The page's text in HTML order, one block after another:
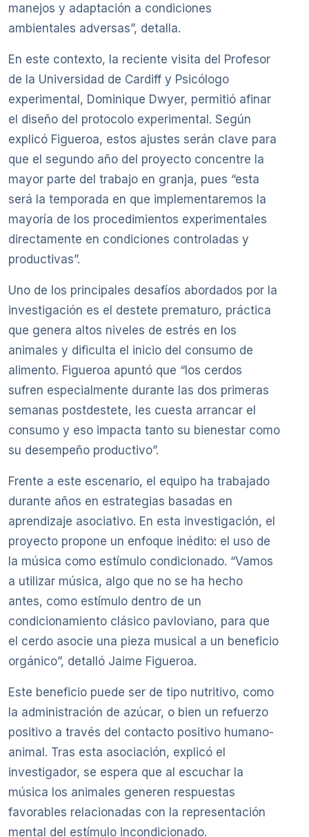
manejos y adaptación a condiciones
ambientales adversas”, detalla.
En este contexto, la reciente visita del Profesor
de la Universidad de Cardiff y Psicólogo
experimental, Dominique Dwyer, permitió afinar
el diseño del protocolo experimental. Según
explicó Figueroa, estos ajustes serán clave para
que el segundo año del proyecto concentre la
mayor parte del trabajo en granja, pues “esta
será la temporada en que implementaremos la
mayoría de los procedimientos experimentales
directamente en condiciones controladas y
productivas”.
Uno de los principales desafíos abordados por la
investigación es el destete prematuro, práctica
que genera altos niveles de estrés en los
animales y dificulta el inicio del consumo de
alimento. Figueroa apuntó que “los cerdos
sufren especialmente durante las dos primeras
semanas postdestete, les cuesta arrancar el
consumo y eso impacta tanto su bienestar como
su desempeño productivo”.
Frente a este escenario, el equipo ha trabajado
durante años en estrategias basadas en
aprendizaje asociativo. En esta investigación, el
proyecto propone un enfoque inédito: el uso de
la música como estímulo condicionado. “Vamos
a utilizar música, algo que no se ha hecho
antes, como estímulo dentro de un
condicionamiento clásico pavloviano, para que
el cerdo asocie una pieza musical a un beneficio
orgánico”, detalló Jaime Figueroa.
Este beneficio puede ser de tipo nutritivo, como
la administración de azúcar, o bien un refuerzo
positivo a través del contacto positivo humano-
animal. Tras esta asociación, explicó el
investigador, se espera que al escuchar la
música los animales generen respuestas
favorables relacionadas con la representación
mental del estímulo incondicionado.